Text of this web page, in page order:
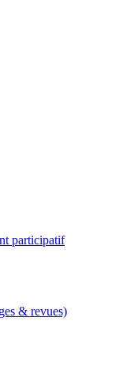
participatif
& revues)